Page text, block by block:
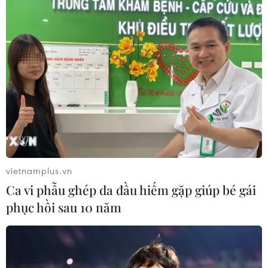
Doanh thu AI của Microsoft phụ
thuộc phần lớn vào đối tác OpenAI
06/08/2026 06:31
Tây Ninh: Tạo điều kiện hình thành
doanh nghiệp công nghệ chiến lược
06/08/2026 04:45
Việt Nam hướng tới làm
chủ 10 công nghệ lõi vào năm 2030
06/08/2026 04:38
vietnamplus.vn
Ca vi phẫu ghép da đầu hiếm gặp giúp bé gái
phục hồi sau 10 năm